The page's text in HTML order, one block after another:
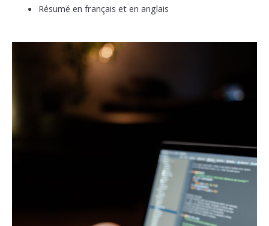
Résumé en français et en anglais